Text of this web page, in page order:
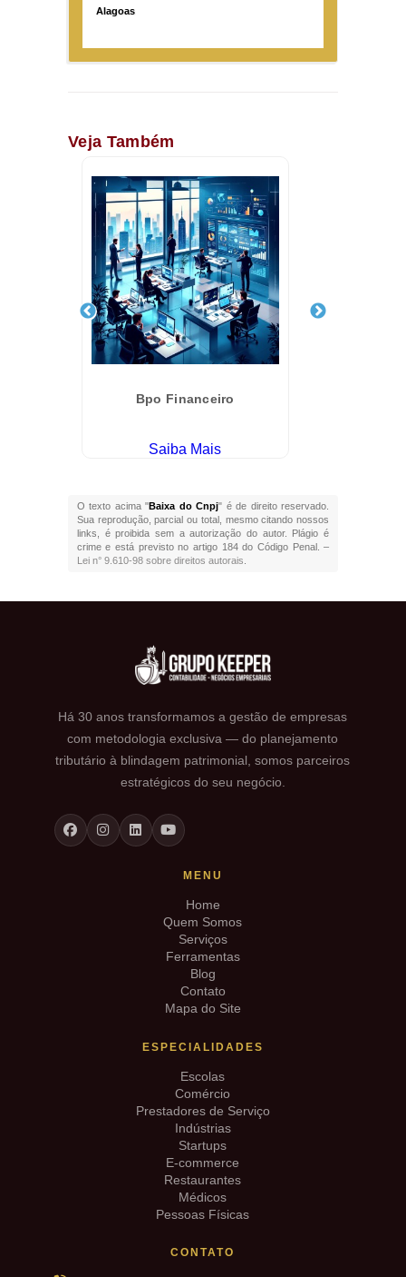
Alagoas
Veja Também
Bpo Financeiro
Saiba Mais
O texto acima "Baixa do Cnpj" é de direito reservado.
Sua reprodução, parcial ou total, mesmo citando nossos
links, é proibida sem a autorização do autor. Plágio é
crime e está previsto no artigo 184 do Código Penal. –
Lei n° 9.610-98 sobre direitos autorais
Há 30 anos transformamos a gestão de empresas
com metodologia exclusiva — do planejamento
tributário à blindagem patrimonial, somos parceiros
estratégicos do seu negócio.
MENU
Home
Quem Somos
Serviços
Ferramentas
Blog
Contato
Mapa do Site
ESPECIALIDADES
Escolas
Comércio
Prestadores de Serviço
Indústrias
Startups
E-commerce
Restaurantes
Médicos
Pessoas Físicas
CONTATO